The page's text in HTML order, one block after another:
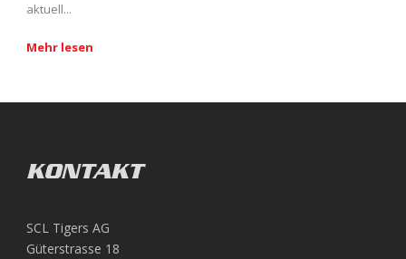
aktuell...
Mehr lesen
KONTAKT
SCL Tigers AG
Güterstrasse 18